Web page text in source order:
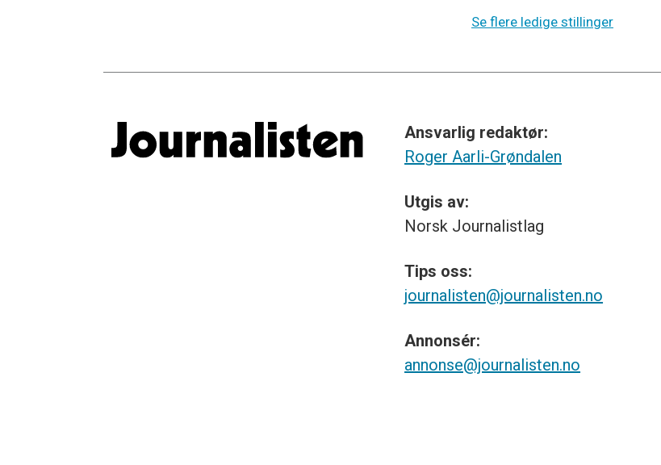
Se flere ledige stillinger
Ansvarlig redaktør:
Roger Aarli-Grøndalen
Utgis av:
Norsk Journalistlag
Tips oss:
journalisten@journalisten.no
Annonsér:
annonse@journalisten.no